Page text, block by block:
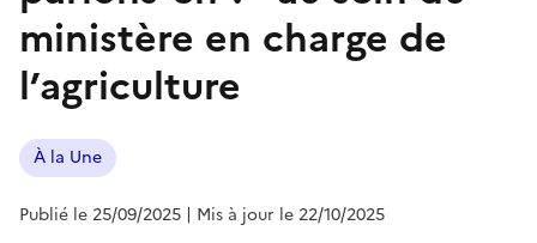
ministère en charge de
l’agriculture
À la Une
Publié le 25/09/2025 | Mis à jour le 22/10/2025